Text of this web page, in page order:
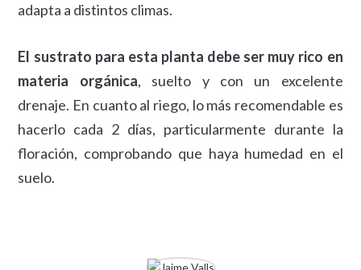
adapta a distintos climas.
El sustrato para esta planta debe ser muy rico en
materia orgánica, suelto y con un excelente
drenaje. En cuanto al riego, lo más recomendable es
hacerlo cada 2 días, particularmente durante la
floración, comprobando que haya humedad en el
suelo.